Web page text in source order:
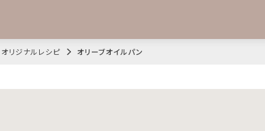
オリジナルレシピ オリーブオイルパン